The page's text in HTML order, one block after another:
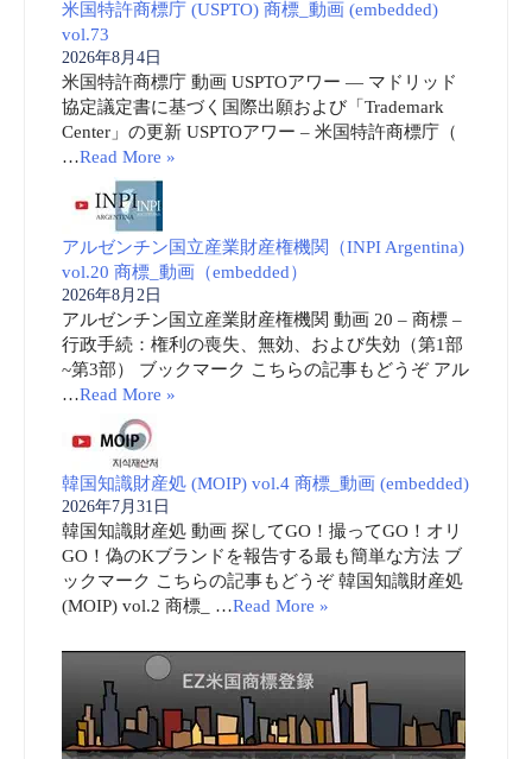
米国特許商標庁 (USPTO) 商標_動画 (embedded)
vol.73
2026年8月4日
米国特許商標庁 動画 USPTOアワー ― マドリッド
協定議定書に基づく国際出願および「Trademark
Center」の更新 USPTOアワー – 米国特許商標庁（
…Read More »
アルゼンチン国立産業財産権機関（INPI Argentina)
vol.20 商標_動画（embedded）
2026年8月2日
アルゼンチン国立産業財産権機関 動画 20 – 商標 –
行政手続：権利の喪失、無効、および失効（第1部
~第3部） ブックマーク こちらの記事もどうぞ アル
…Read More »
韓国知識財産処 (MOIP) vol.4 商標_動画 (embedded)
2026年7月31日
韓国知識財産処 動画 探してGO！撮ってGO！オリ
GO！偽のKブランドを報告する最も簡単な方法 ブ
ックマーク こちらの記事もどうぞ 韓国知識財産処
(MOIP) vol.2 商標_ …Read More »